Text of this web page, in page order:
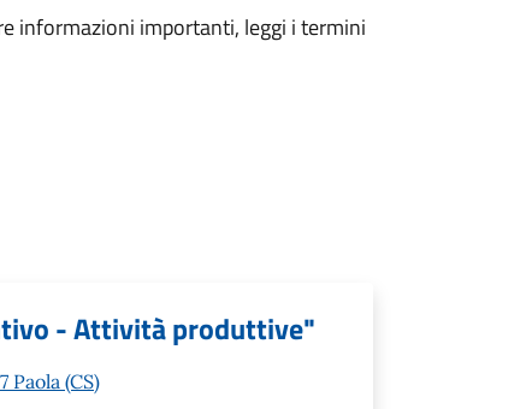
informazioni importanti, leggi i termini
- Attività produttive"
(CS)